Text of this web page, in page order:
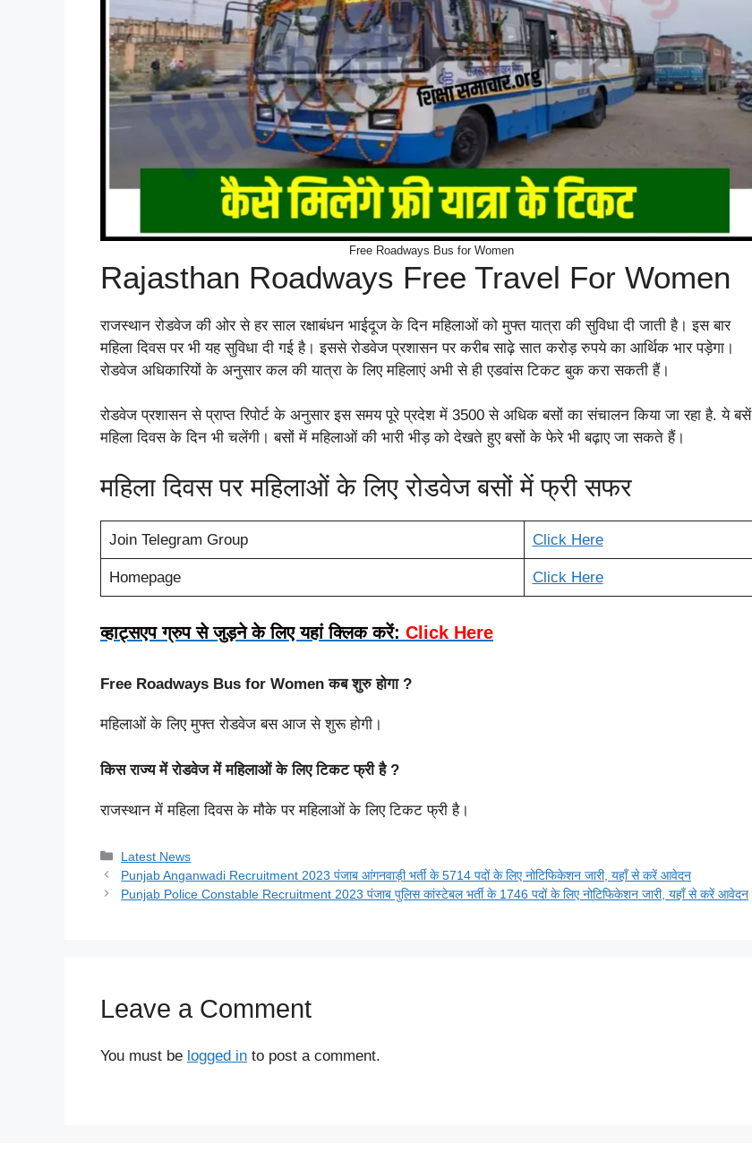
Free Roadways Bus for Women
Rajasthan Roadways Free Travel For Women
राजस्थान रोडवेज की ओर से हर साल रक्षाबंधन भाईदूज के दिन महिलाओं को मुफ्त यात्रा की सुविधा दी जाती है। इस बार
महिला दिवस पर भी यह सुविधा दी गई है। इससे रोडवेज प्रशासन पर करीब साढ़े सात करोड़ रुपये का आर्थिक भार पड़ेगा।
रोडवेज अधिकारियों के अनुसार कल की यात्रा के लिए महिलाएं अभी से ही एडवांस टिकट बुक करा सकती हैं।
रोडवेज प्रशासन से प्राप्त रिपोर्ट के अनुसार इस समय पूरे प्रदेश में 3500 से अधिक बसों का संचालन किया जा रहा है. ये बसें
महिला दिवस के दिन भी चलेंगी। बसों में महिलाओं की भारी भीड़ को देखते हुए बसों के फेरे भी बढ़ाए जा सकते हैं।
महिला दिवस पर महिलाओं के लिए रोडवेज बसों में फ्री सफर
Join Telegram Group Click Here
Homepage Click Here
व्हाट्सएप ग्रुप से जुड़ने के लिए यहां क्लिक करें: Click Here
Free Roadways Bus for Women कब शुरु होगा ?
महिलाओं के लिए मुफ्त रोडवेज बस आज से शुरू होगी।
किस राज्य में रोडवेज में महिलाओं के लिए टिकट फ्री है ?
राजस्थान में महिला दिवस के मौके पर महिलाओं के लिए टिकट फ्री है।
Categories
Latest News
Punjab Anganwadi Recruitment 2023 पंजाब आंगनवाड़ी भर्ती के 5714 पदों के लिए नोटिफिकेशन जारी, यहाँ से करें आवेदन
Punjab Police Constable Recruitment 2023 पंजाब पुलिस कांस्टेबल भर्ती के 1746 पदों के लिए नोटिफिकेशन जारी, यहाँ से करें आवेदन
Leave a Comment
You must be logged in to post a comment.